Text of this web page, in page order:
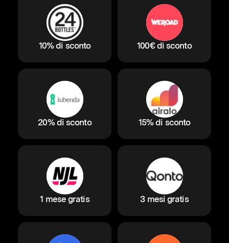
10% di sconto 100€ di sconto
20% di sconto 15% di sconto
1 mese gratis 3 mesi gratis